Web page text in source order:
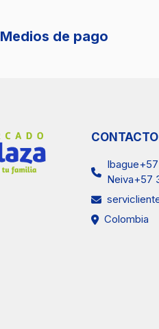
Medios de pago
CONTACTO
Neiva+57
Colombia